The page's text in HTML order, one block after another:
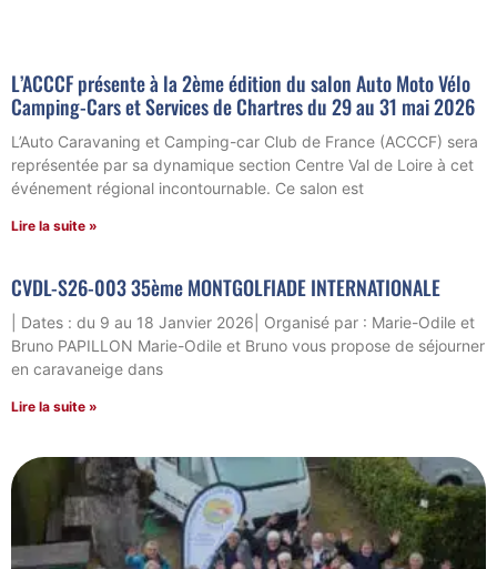
L’ACCCF présente à la 2ème édition du salon Auto Moto Vélo
Camping-Cars et Services de Chartres du 29 au 31 mai 2026
L’Auto Caravaning et Camping-car Club de France (ACCCF) sera
représentée par sa dynamique section Centre Val de Loire à cet
événement régional incontournable. Ce salon est
Lire la suite »
CVDL-S26-003 35ème MONTGOLFIADE INTERNATIONALE
| Dates : du 9 au 18 Janvier 2026| Organisé par : Marie-Odile et
Bruno PAPILLON Marie-Odile et Bruno vous propose de séjourner
en caravaneige dans
Lire la suite »